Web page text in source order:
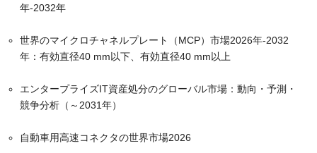
年-2032年
世界のマイクロチャネルプレート（MCP）市場2026年-2032
年：有効直径40 mm以下、有効直径40 mm以上
エンタープライズIT資産処分のグローバル市場：動向・予測・
競争分析（～2031年）
自動車用高速コネクタの世界市場2026